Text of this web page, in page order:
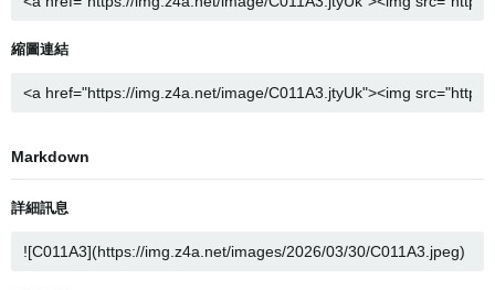
縮圖連結
Markdown
詳細訊息